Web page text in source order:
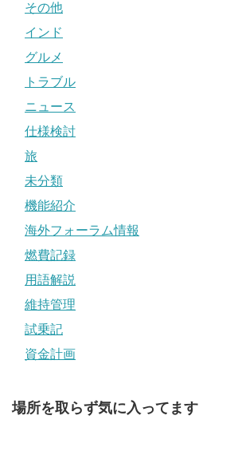
その他
インド
グルメ
トラブル
ニュース
仕様検討
旅
未分類
機能紹介
海外フォーラム情報
燃費記録
用語解説
維持管理
試乗記
資金計画
場所を取らず気に入ってます